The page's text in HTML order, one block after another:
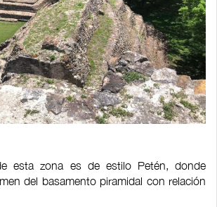
esta zona es de estilo Petén, donde
del basamento piramidal con relación